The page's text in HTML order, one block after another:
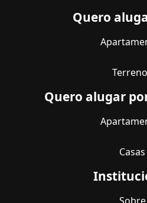
Quero
Quero alugar
Casas